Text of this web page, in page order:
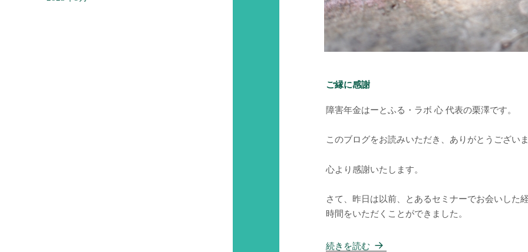
ご縁に感謝
障害年金はーとふる・ラボ 心 代表の栗澤です。
このブログをお読みいただき、ありがとうござい
心より感謝いたします。
さて、昨日は以前、とあるセミナーでお会いした
時間をいただくことができました。
続きを読む ご縁に感謝